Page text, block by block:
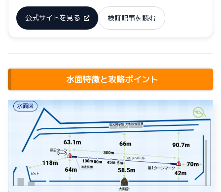
公式サイトを見る 検証記事を読む
水面特徴と攻略ポイント